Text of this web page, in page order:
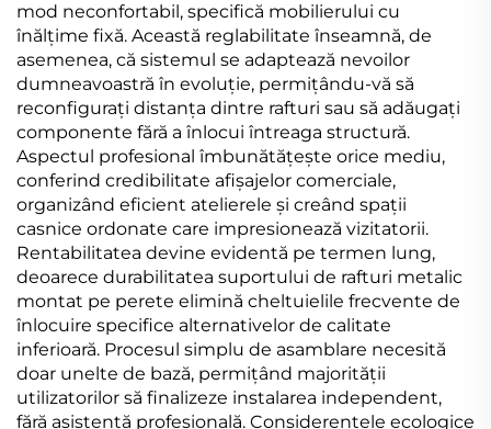
mod neconfortabil, specifică mobilierului cu
înălțime fixă. Această reglabilitate înseamnă, de
asemenea, că sistemul se adaptează nevoilor
dumneavoastră în evoluție, permițându-vă să
reconfigurați distanța dintre rafturi sau să adăugați
componente fără a înlocui întreaga structură.
Aspectul profesional îmbunătățește orice mediu,
conferind credibilitate afișajelor comerciale,
organizând eficient atelierele și creând spații
casnice ordonate care impresionează vizitatorii.
Rentabilitatea devine evidentă pe termen lung,
deoarece durabilitatea suportului de rafturi metalic
montat pe perete elimină cheltuielile frecvente de
înlocuire specifice alternativelor de calitate
inferioară. Procesul simplu de asamblare necesită
doar unelte de bază, permițând majorității
utilizatorilor să finalizeze instalarea independent,
fără asistență profesională. Considerentele ecologice